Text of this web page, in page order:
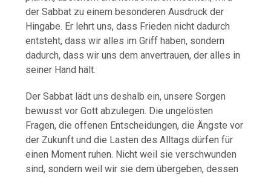
der Sabbat zu einem besonderen Ausdruck der
Hingabe. Er lehrt uns, dass Frieden nicht dadurch
entsteht, dass wir alles im Griff haben, sondern
dadurch, dass wir uns dem anvertrauen, der alles in
seiner Hand hält.
Der Sabbat lädt uns deshalb ein, unsere Sorgen
bewusst vor Gott abzulegen. Die ungelösten
Fragen, die offenen Entscheidungen, die Ängste vor
der Zukunft und die Lasten des Alltags dürfen für
einen Moment ruhen. Nicht weil sie verschwunden
sind, sondern weil wir sie dem übergeben, dessen